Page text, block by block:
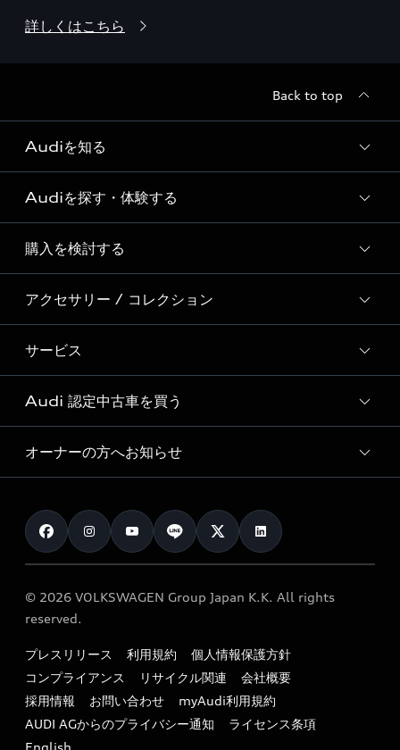
詳しくはこちら
Back to top
Audiを知る
Audi ブランド
Story of Progress
Audi Sport
Formula 1®
デジタルサービス
Audiを探す・体験する
ディーラー検索
新車在庫検索
試乗車・展示車検索
見積り依頼
試乗予約
購入を検討する
モデル一覧
特別仕様モデル / 限定モデル
e-tronラインアップ
価格シミュレーション
車両比較
カタログ一覧
アクセサリー / コレクション
純正アクセサリー
オンラインショップ
Audi collection
アウディナビアプリ
サービス
サービス入庫予約
サービスプログラム
メンテナンス
車検 / 定期点検
e-tronアフターサポート
myAudi
Audi 認定中古車を買う
Audi認定中古車
クオリティ
保証
メンテナンス
ファイナンス
キャンペーン / イベント
買取査定
オーナーの方へお知らせ
お知らせ
オーナー様向けキャンペーン
特定整備適用車一覧
リサイクル法
よくある質問（FAQ）
© 2026 VOLKSWAGEN Group Japan K.K. All rights
reserved.
プレスリリース 利用規約
個人情報保護方針
コンプライアンス
リサイクル関連
会社概要
採用情報
お問い合わせ
myAudi利用規約
AUDI AGからのプライバシー通知
ライセンス条項
English